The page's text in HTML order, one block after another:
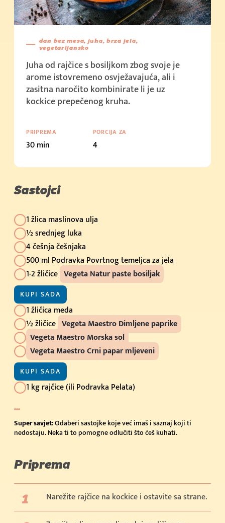
dan bez mesa, juha, brza jela,
vegetarijansko
Juha od rajčice s bosiljkom zbog svoje je
arome istovremeno osvježavajuća, ali i
zasitna naročito kombinirate li je uz
kockice prepečenog kruha.
PRIPREMA
30 min
PORCIJA ZA
4
Sastojci
1 žlica maslinova ulja
½ srednjeg luka
4 češnja češnjaka
500 ml Podravka Povrtnog temeljca za jela
1-2 žličice Vegeta Natur paste bosiljak
KUPI SADA
1 žličica meda
½ žličice Vegeta Maestro Dimljene paprike
Vegeta Maestro Morska sol
Vegeta Maestro Crni papar mljeveni
KUPI SADA
Cijena u trgovini: 2,15 €/kom (100g)
Kupi sada
Cijena u trgovini: 1,5 €/kom (50g)
Cijena u trgovini: 3,59 € (100g)
1 kg rajčice (ili Podravka Pelata)
Super savjet:Odaberi sastojke koje već imaš i saznaj koji ti
nedostaju. Neka ti to pomogne odlučiti što ćeš kuhati.
Priprema
Narežite rajčice na kockice i ostavite sa strane.